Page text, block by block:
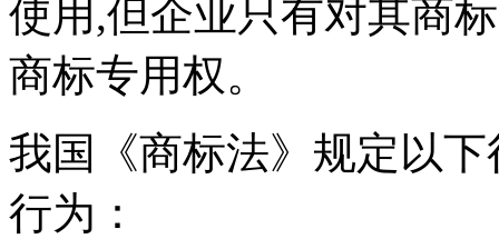
使用,但企业只有对其商
商标专用权。
我国《商标法》规定以
行为：